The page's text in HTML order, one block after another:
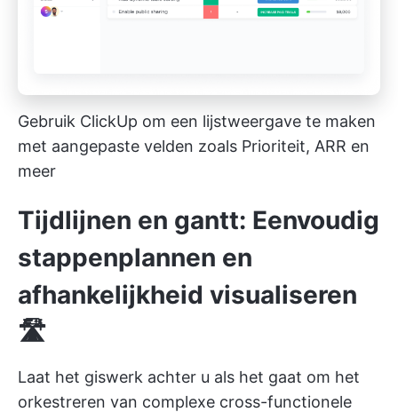
Gebruik ClickUp om een lijstweergave te maken
met aangepaste velden zoals Prioriteit, ARR en
meer
Tijdlijnen en gantt: Eenvoudig
stappenplannen en
afhankelijkheid visualiseren
🛣
Laat het giswerk achter u als het gaat om het
orkestreren van complexe cross-functionele